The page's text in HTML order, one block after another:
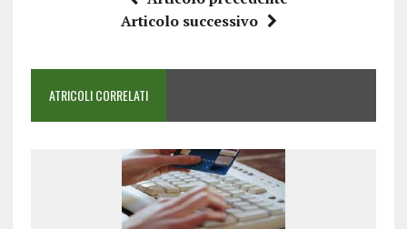
Articolo successivo
ATRICOLI CORRELATI